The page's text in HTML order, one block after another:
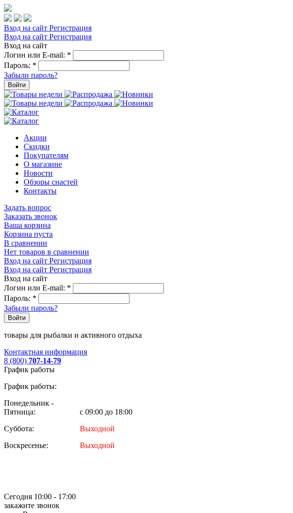
Вход на сайт Регистрация
Вход на сайт Регистрация
Вход на сайт
Логин или E-mail: *
Пароль: *
Забыли пароль?
Войти
Акции
Скидки
Покупателям
О магазине
Новости
Обзоры снастей
Контакты
Задать вопрос
Заказать звонок
Ваша корзина
Корзина пуста
В сравнении
Нет товаров в сравнении
Вход на сайт Регистрация
Вход на сайт Регистрация
Вход на сайт
Логин или E-mail: *
Пароль: *
Забыли пароль?
Войти
товары для рыбалки и активного отдыха
Контактная информация
8 (800) 707-14-79
График работы
График работы:
Понедельник -
Пятница:
с 09:00 до 18:00
Суббота:
Выходной
Воскресенье:
Выходной
Сегодня 10:00 - 17:00
закажите звонок